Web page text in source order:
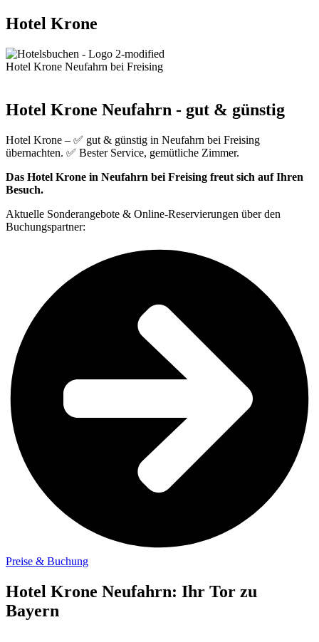
Hotel Krone
Hotel Krone Neufahrn bei Freising
Hotel Krone Neufahrn - gut & günstig
Hotel Krone – ✅ gut & günstig in Neufahrn bei Freising
übernachten. ✅ Bester Service, gemütliche Zimmer.
Das Hotel Krone in Neufahrn bei Freising freut sich auf Ihren
Besuch.
Aktuelle Sonderangebote & Online-Reservierungen über den
Buchungspartner:
Preise & Buchung
Hotel Krone Neufahrn: Ihr Tor zu
Bayern